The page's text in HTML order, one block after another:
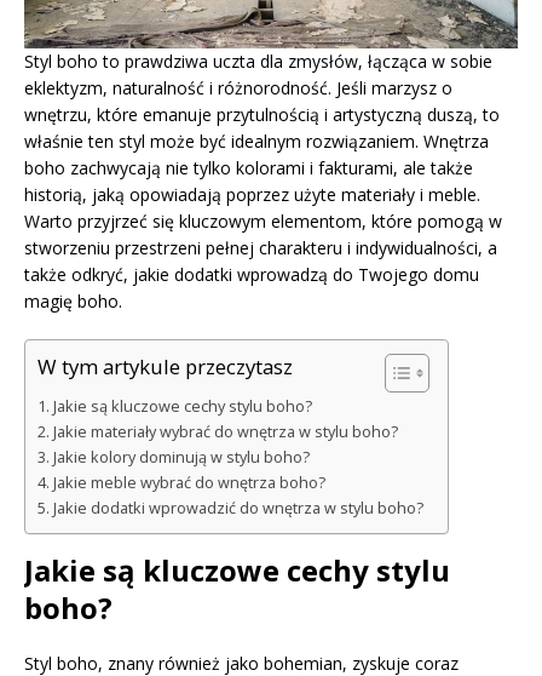
Styl boho to prawdziwa uczta dla zmysłów, łącząca w sobie
eklektyzm, naturalność i różnorodność. Jeśli marzysz o
wnętrzu, które emanuje przytulnością i artystyczną duszą, to
właśnie ten styl może być idealnym rozwiązaniem. Wnętrza
boho zachwycają nie tylko kolorami i fakturami, ale także
historią, jaką opowiadają poprzez użyte materiały i meble.
Warto przyjrzeć się kluczowym elementom, które pomogą w
stworzeniu przestrzeni pełnej charakteru i indywidualności, a
także odkryć, jakie dodatki wprowadzą do Twojego domu
magię boho.
W tym artykule przeczytasz
Jakie są kluczowe cechy stylu boho?
Jakie materiały wybrać do wnętrza w stylu boho?
Jakie kolory dominują w stylu boho?
Jakie meble wybrać do wnętrza boho?
Jakie dodatki wprowadzić do wnętrza w stylu boho?
Jakie są kluczowe cechy stylu
boho?
Styl boho, znany również jako bohemian, zyskuje coraz